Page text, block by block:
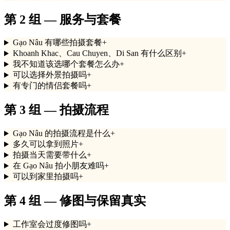
第 2 组 — 服务与套餐
Gạo Nâu 有哪些拍摄套餐+
Khoanh Khac、Cau Chuyen、Di San 有什么区别 +
我不知道该选哪个套餐怎么办+
可以选择外景拍摄吗+
有专门的情侣套餐吗+
第 3 组 — 拍摄流程
Gạo Nâu 的拍摄流程是什么+
多久可以拿到照片+
拍摄当天需要带什么+
在 Gạo Nâu 拍小朋友难吗+
可以到家里拍摄吗+
第 4 组 — 修图与保留真实
工作室会过度修图吗+